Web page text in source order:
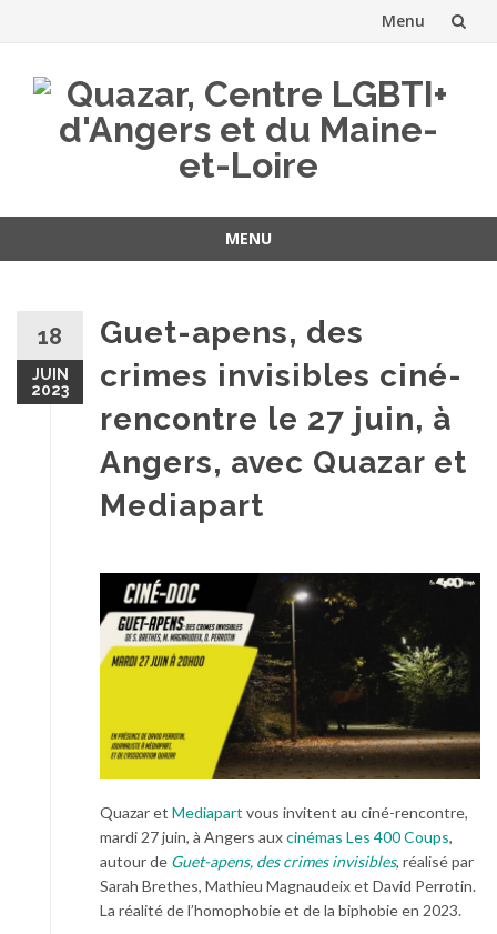
Menu
contenu
MENU
18
JUIN
2023
Guet-apens, des
crimes invisibles ciné-
rencontre le 27 juin, à
Angers, avec Quazar et
Mediapart
Quazar et Mediapart vous invitent au ciné-rencontre,
mardi 27 juin, à Angers auxcinémas Les 400 Coups,
autour de Guet-apens, des crimes invisibles, réalisé par
Sarah Brethes, Mathieu Magnaudeix et David Perrotin.
La réalité de l’homophobie et de la biphobie en 2023.